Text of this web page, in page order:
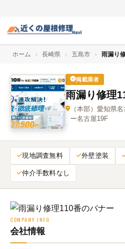
ホーム › 長崎県 › 五島市 › 雨漏り
掲載業者
雨漏り修理
（本部）愛知県
ー名古屋19F
現地調査無料 外壁塗装
仲介手数料なし
COMPANY INFO
会社情報